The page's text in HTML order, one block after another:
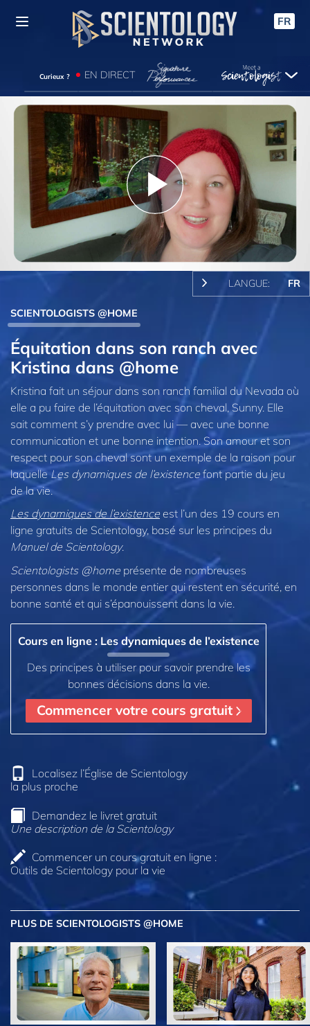
FR
Curieux ? EN DIRECT
Play
Video
LANGUE: FR
SCIENTOLOGISTS @HOME
Équitation dans son ranch avec
Kristina dans @home
Kristina fait un séjour dans son ranch familial du Nevada où
elle a pu faire de l’équitation avec son cheval, Sunny. Elle
sait comment s’y prendre avec lui — avec une bonne
communication et une bonne intention. Son amour et son
respect pour son cheval sont un exemple de la raison pour
laquelle Les dynamiques de l’existencefont partie du jeu
de la vie.
Les dynamiques de l’existence est l’un des 19 cours en
ligne gratuits de Scientology, basé sur les principes du
Manuel de Scientology.
Scientologists @homeprésente de nombreuses
personnes dans le monde entier qui restent en sécurité, en
bonne santé et qui s’épanouissent dans la vie.
Cours en ligne : Les dynamiques de l’existence
Des principes à utiliser pour savoir prendre les
bonnes décisions dans la vie.
Commencer votre cours gratuit
Localisez l’Église de Scientology
la plus proche
Demandez le livret gratuit
Une description de la Scientology
Commencer un cours gratuit en ligne :
Outils de Scientology pour la vie
PLUS DE SCIENTOLOGISTS @HOME